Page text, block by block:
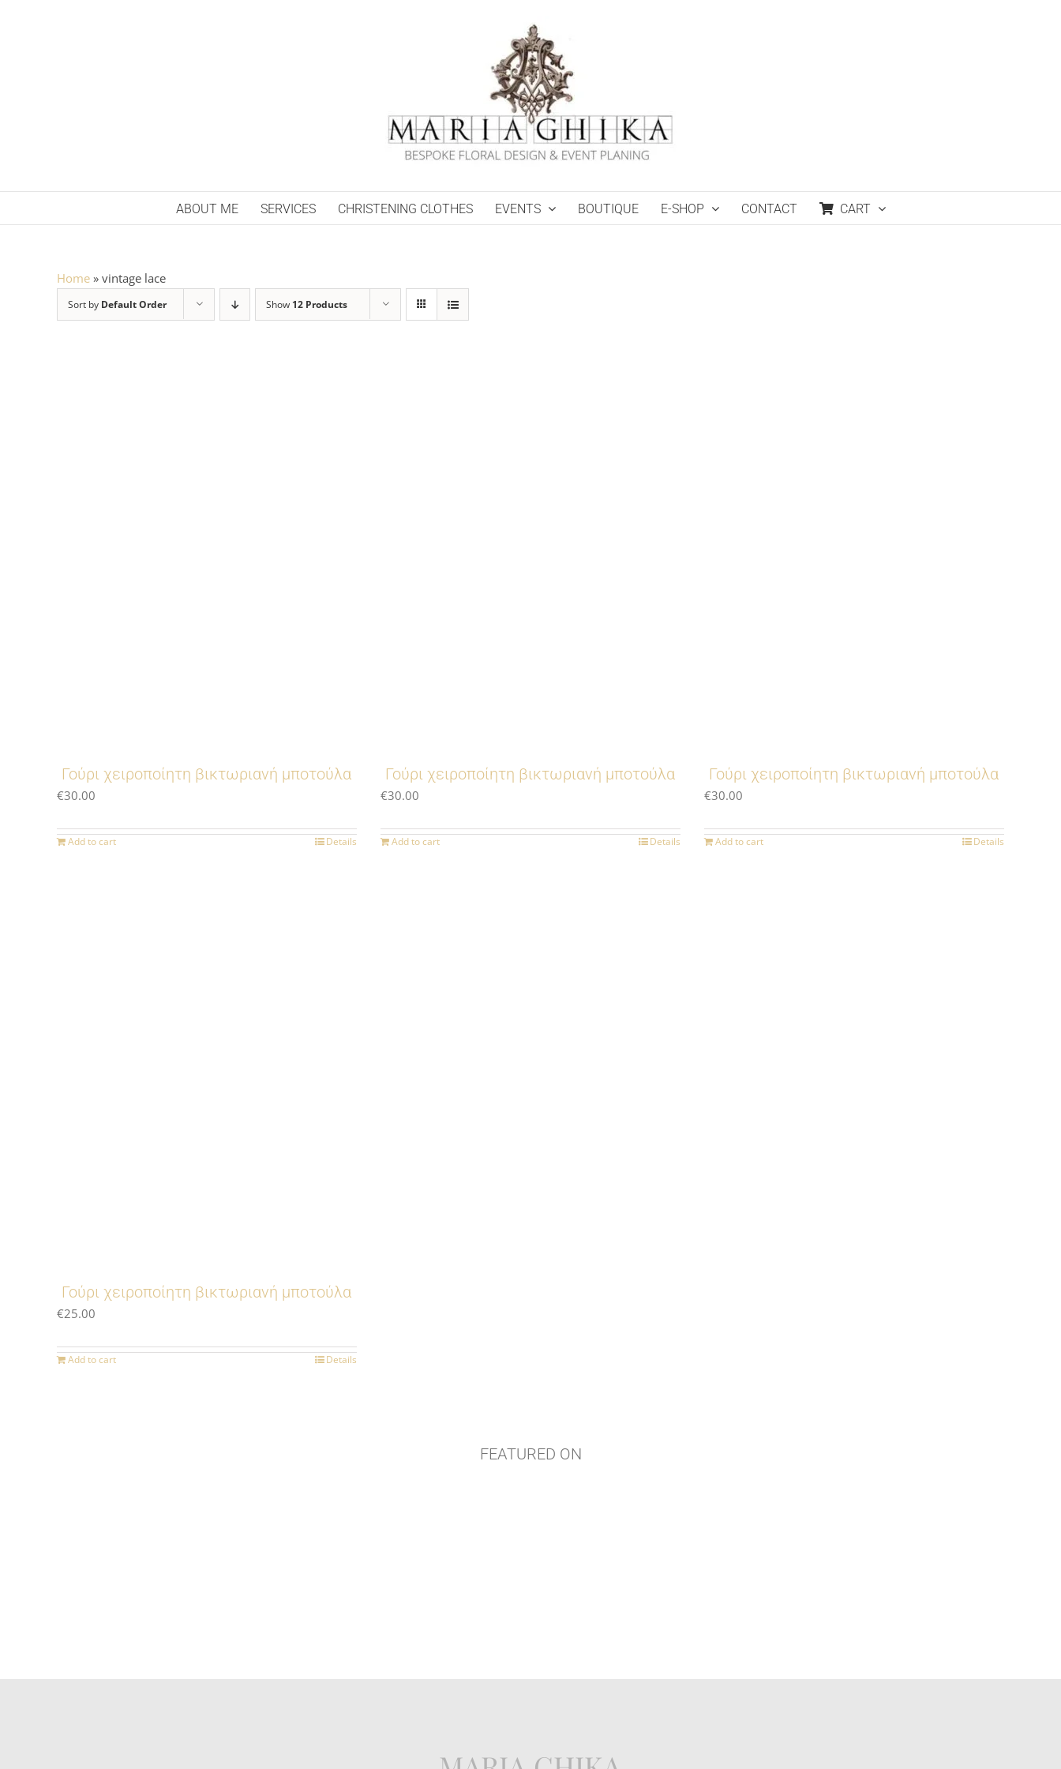
ABOUT ME SERVICES CHRISTENING CLOTHES EVENTS BOUTIQUE E-SHOP CONTACT CART
Home » vintage lace
Sort by Default Order Show 12 Products
Γούρι χειροποίητη βικτωριανή μποτούλα
€30.00
Add to cart Details
Γούρι χειροποίητη βικτωριανή μποτούλα
€30.00
Add to cart Details
Γούρι χειροποίητη βικτωριανή μποτούλα
€30.00
Add to cart Details
Γούρι χειροποίητη βικτωριανή μποτούλα
€25.00
Add to cart Details
FEATURED ON